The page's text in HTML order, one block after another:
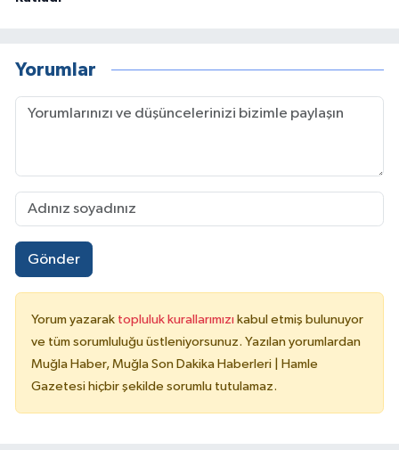
Yorumlar
Gönder
Yorum yazarak topluluk kurallarımızı kabul etmiş bulunuyor
ve tüm sorumluluğu üstleniyorsunuz. Yazılan yorumlardan
Muğla Haber, Muğla Son Dakika Haberleri | Hamle
Gazetesi hiçbir şekilde sorumlu tutulamaz.